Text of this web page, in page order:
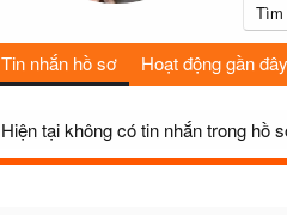
Tìm
Tin nhắn hồ sơ Hoạt động gần đây
Hiện tại không có tin nhắn trong hồ